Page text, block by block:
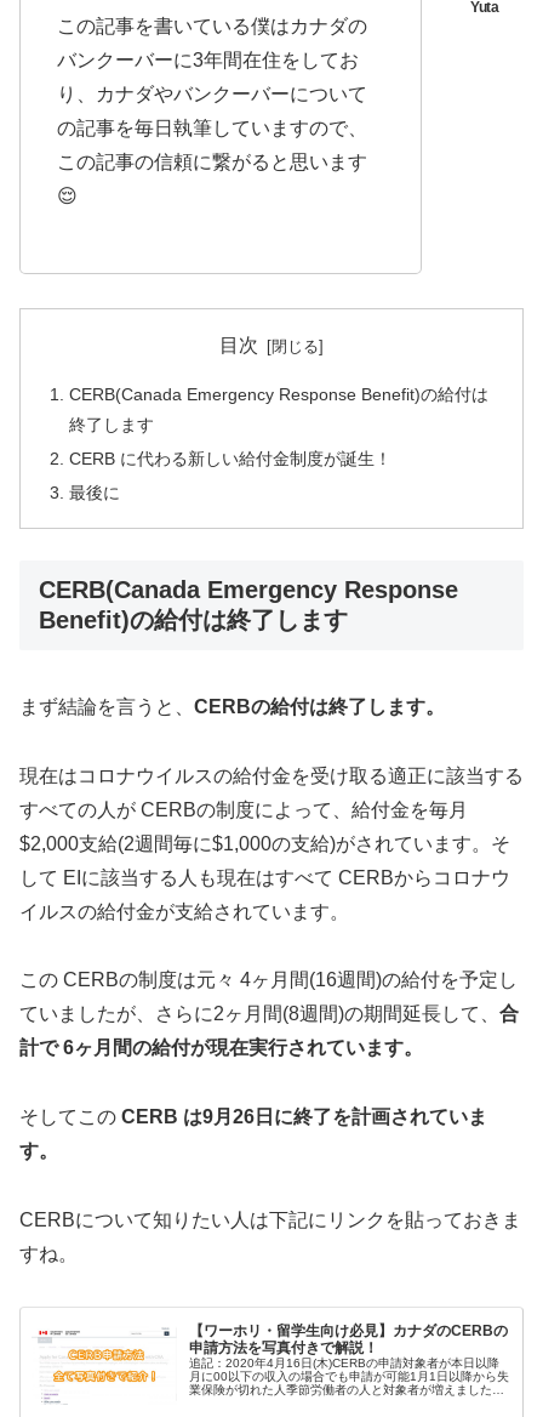
この記事を書いている僕はカナダの
バンクーバーに3年間在住をしてお
り、カナダやバンクーバーについて
の記事を毎日執筆していますので、
この記事の信頼に繋がると思います
😌
目次
CERB(Canada Emergency Response Benefit)の給付は
終了します
CERB に代わる新しい給付金制度が誕生！
最後に
CERB(Canada Emergency Response
Benefit)の給付は終了します
まず結論を言うと、 CERBの給付は終了します。
現在はコロナウイルスの給付金を受け取る適正に該当する
すべての人が CERBの制度によって、給付金を毎月
$2,000支給(2週間毎に$1,000の支給)がされています。そ
して EIに該当する人も現在はすべて CERBからコロナウ
イルスの給付金が支給されています。
この CERBの制度は元々 4ヶ月間(16週間)の給付を予定し
ていましたが、さらに2ヶ月間(8週間)の期間延長して、 合
計で 6ヶ月間の給付が現在実行されています。
そしてこの CERB は9月26日に終了を計画されていま
す。
CERBについて知りたい人は下記にリンクを貼っておきま
すね。
【ワーホリ・留学生向け必見】カナダのCERBの
申請方法を写真付きで解説！
追記：2020年4月16日(木)CERBの申請対象者が本日以降
月に00以下の収入の場合でも申請が可能1月1日以降から失
業保険が切れた人季節労働者の人と対象者が増えましたの